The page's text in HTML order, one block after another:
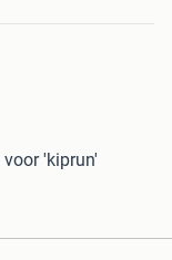
voor 'kiprun'